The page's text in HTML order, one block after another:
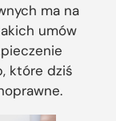
ma na
umów
które dziś